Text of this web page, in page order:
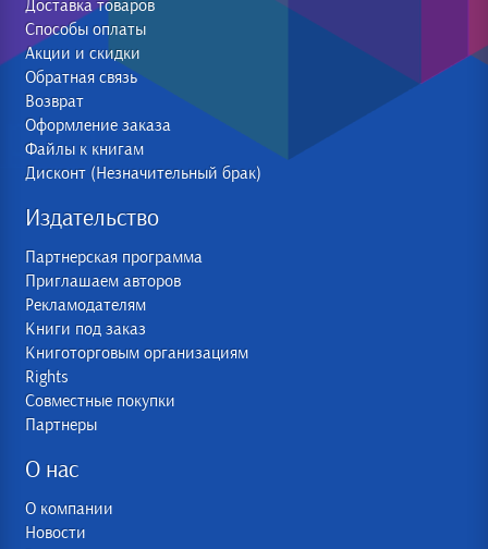
Доставка товаров
Способы оплаты
Акции и скидки
Обратная связь
Возврат
Оформление заказа
Файлы к книгам
Дисконт (Незначительный брак)
Издательство
Партнерская программа
Приглашаем авторов
Рекламодателям
Книги под заказ
Книготорговым организациям
Rights
Совместные покупки
Партнеры
О нас
О компании
Новости